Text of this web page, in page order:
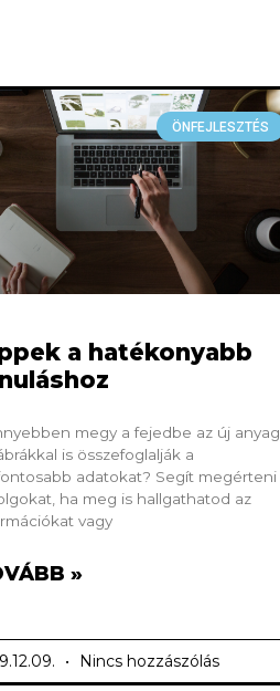
ÖNFEJLESZTÉS
a hatékonyabb
megy a fejedbe az új anyag,
is összefoglalják a
adatokat? Segít megérteni
ha meg is hallgathatod az
vagy
»
Nincs hozzászólás